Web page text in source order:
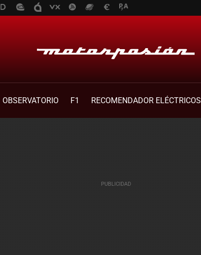
OBSERVATORIO F1
RECOMENDADOR ELÉCTRICOS